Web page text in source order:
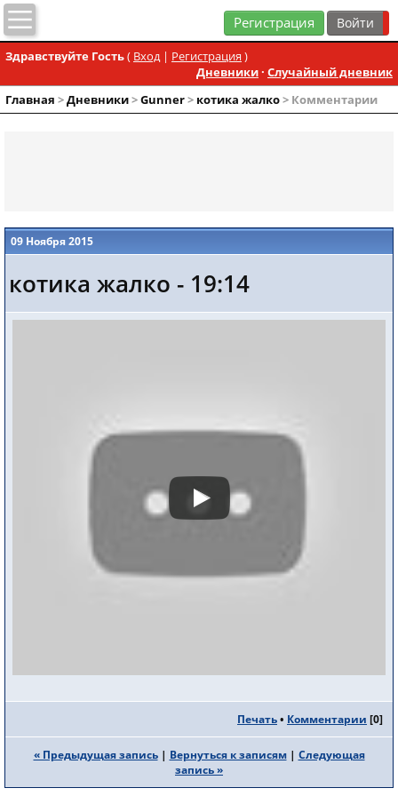
Регистрация
Здравствуйте Гость( Вход| Регистрация )
Дневники· Случайный дневник
Главная >Дневники>Gunner> котика жалко> Комментарии
09 Ноября 2015
котика жалко - 19:14
Печать• Комментарии [0]
« Предыдущая запись| Вернуться к записям| Следующая
запись »